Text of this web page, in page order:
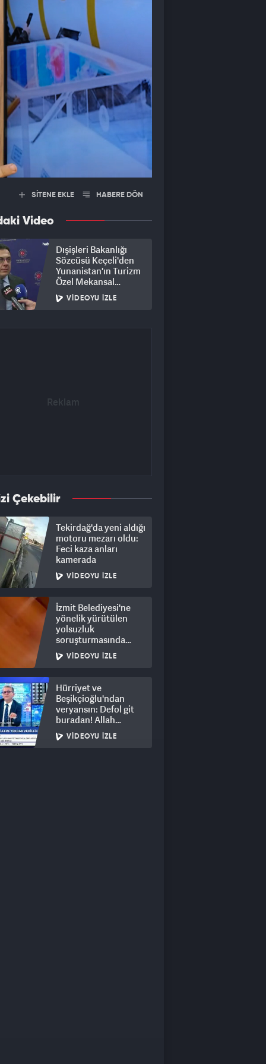
SİTENE EKLE HABERE DÖN
Video
Dışişleri Bakanlığı
Sözcüsü Keçeli'den
Yunanistan'ın Turizm
Özel Mekansal
Çerçevesi'ne ilişkin
açıklama
VIDEOYU İZLE
Çekebilir
Tekirdağ'da yeni aldığı
motoru mezarı oldu:
Feci kaza anları
kamerada
VIDEOYU İZLE
İzmit Belediyesi'ne
yönelik yürütülen
yolsuzluk
soruşturmasında
rüşvet görüntüleri
ortaya çıktı
VIDEOYU İZLE
Hürriyet ve
Beşikçioğlu'ndan
veryansın: Defol git
buradan! Allah
hepsinin belasını
versin
VIDEOYU İZLE